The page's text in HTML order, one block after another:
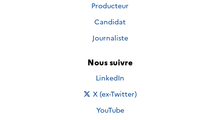
Producteur
Candidat
Journaliste
Nous suivre
Nous suivre sur
LinkedIn
Nous suivre sur
X (ex-Twitter)
Nous suivre sur
YouTube